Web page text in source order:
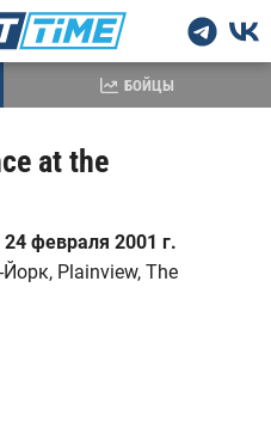
at the
февраля 2001 г.
Plainview, The
БОЙЦЫ